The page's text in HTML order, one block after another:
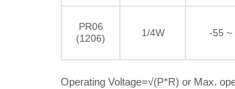
PR06
(1206)
1/4W -55 ~
Operating Voltage=√(P*R) or Max.